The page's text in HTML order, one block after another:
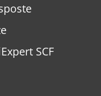
SCF